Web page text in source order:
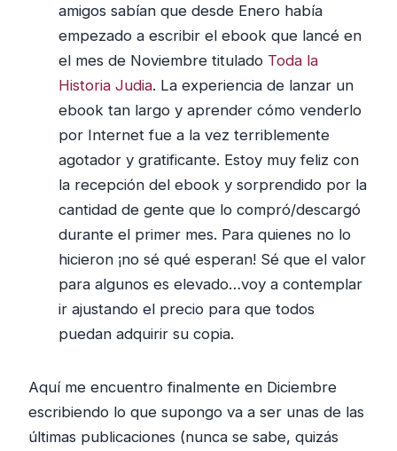
amigos sabían que desde Enero había
empezado a escribir el ebook que lancé en
el mes de Noviembre titulado Toda la
Historia Judia. La experiencia de lanzar un
ebook tan largo y aprender cómo venderlo
por Internet fue a la vez terriblemente
agotador y gratificante. Estoy muy feliz con
la recepción del ebook y sorprendido por la
cantidad de gente que lo compró/descargó
durante el primer mes. Para quienes no lo
hicieron ¡no sé qué esperan! Sé que el valor
para algunos es elevado…voy a contemplar
ir ajustando el precio para que todos
puedan adquirir su copia.
Aquí me encuentro finalmente en Diciembre
escribiendo lo que supongo va a ser unas de las
últimas publicaciones (nunca se sabe, quizás